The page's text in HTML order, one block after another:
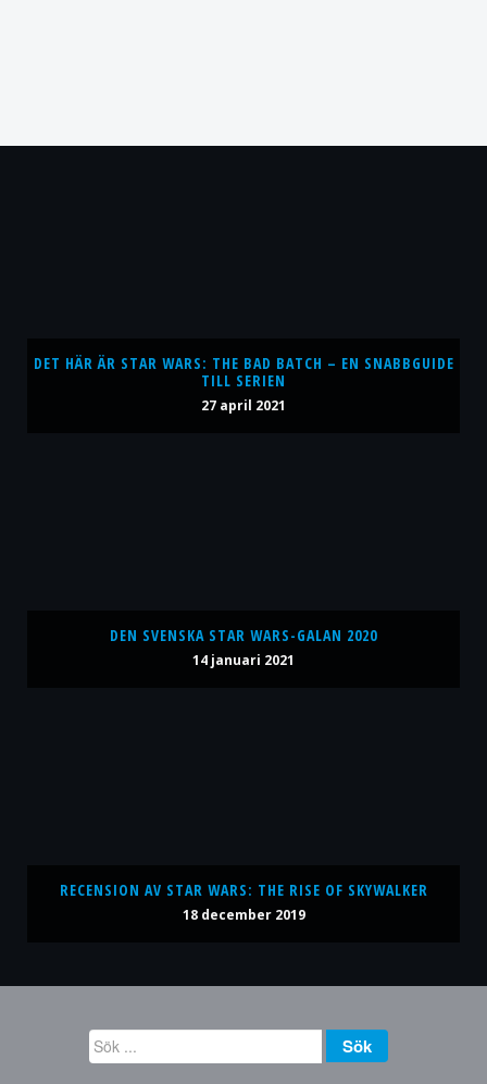
DET HÄR ÄR STAR WARS: THE BAD BATCH – EN SNABBGUIDE
TILL SERIEN
27 april 2021
DEN SVENSKA STAR WARS-GALAN 2020
14 januari 2021
RECENSION AV STAR WARS: THE RISE OF SKYWALKER
18 december 2019
Sök
...
Sök